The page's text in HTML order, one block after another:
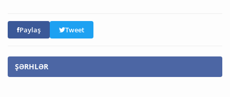
Paylaş Tweet
ŞƏRHLƏR